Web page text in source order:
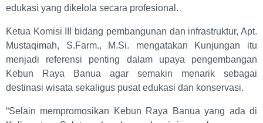
edukasi yang dikelola secara profesional.
Ketua Komisi III bidang pembangunan dan infrastruktur, Apt.
Mustaqimah, S.Farm., M.Si. mengatakan Kunjungan itu
menjadi referensi penting dalam upaya pengembangan
Kebun Raya Banua agar semakin menarik sebagai
destinasi wisata sekaligus pusat edukasi dan konservasi.
“Selain mempromosikan Kebun Raya Banua yang ada di